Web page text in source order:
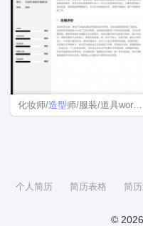
化妆师/造型师/服装/道具word简历模板
个人简历 简历表格 简
©